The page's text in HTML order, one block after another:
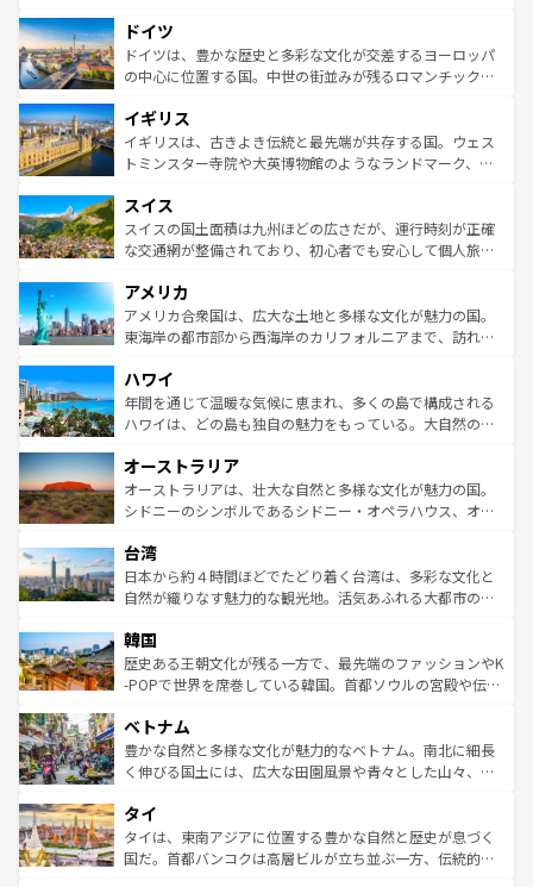
せる。地方によって風土や気候が異なるスペインはその個
性で訪れる人を魅了する。 なお、新着のスペイン情報は コ
ンテンツ一覧を参照してほしい。
で、幅広い魅力が詰まっている。華麗な宮殿、歴史的な大
聖堂、美しいビーチ、そして豊かな自然が、訪れる者を心
から魅了する。また、フランスは美食の国としても知ら
いる。シャンパンの発祥地であるランス、プロヴァンスの
香り高いラベンダー畑など、多彩な楽しみ方が可能だ。さ
らに、パリ以外の地域にも魅力が溢れており、どの街角に
れる地方に足を運ぶとそれぞれで全く異なる文化を体験で
きるだろう。 なお、新着のフランス情報はコンテンツ一覧
を参照してほしい。
ドイツ
ドイツは、豊かな歴史と多彩な文化が交差するヨーロッパ
の中心に位置する国。中世の街並みが残るロマンチック街
顔を持つこの国は、どこを歩いても飽きることがない。ベ
ルリンの文化的活気、バイエルン州のアルプスの絶景、そ
してライン川沿いのワイン畑といった風景は必見。ビール
は、お酒好きな人にはぜひ体験してほしい。 なお、新着の
ドイツ情報はコンテンツ一覧を参照してほしい。
イギリス
イギリスは、古きよき伝統と最先端が共存する国。ウェス
トミンスター寺院や大英博物館のようなランドマーク、歴
リアごとに異なる魅力がある。また、優雅なアフタヌーン
ティー、ビール好きにはたまらない英国パブ、サッカー観
戦など、本場だからこそできる体験も豊富。イギリスを旅
ンツ一覧を参照してほしい。
スイス
スイスの国土面積は九州ほどの広さだが、運行時刻が正確
な交通網が整備されており、初心者でも安心して個人旅行
の建物がそのまま残る町や、スイスならではのユニークな
博物館もあり、アルプス観光だけでなく町歩きも満喫する
ことができる。国民の所得が高いため物価も高いが、旅行
ば市内交通費無料で観光を楽しむこともできる。 なお、新
着のスイス情報はコンテンツ一覧 を参照してほしい。
アメリカ
アメリカ合衆国は、広大な土地と多様な文化が魅力の国。
東海岸の都市部から西海岸のカリフォルニアまで、訪れる
のような巨大都市は、観光、ショッピング、エンターテイ
ンメントが詰まった刺激的なスポットだ。一方、アメリカ
西部には大自然が広がり、グランドキャニオンやイエロー
部のニューオーリンズでは、音楽と美食が融合した独特の
文化が魅力。旅行者はアメリカの各地域で異なる魅力を楽
しみながら、その多様性と豊かな歴史を感じることができ
ならではの贅沢な旅のスタイルだ。 なお、新着のアメリカ
情報はコンテンツ一覧を参照してほしい。
ハワイ
年間を通じて温暖な気候に恵まれ、多くの島で構成される
ハワイは、どの島も独自の魅力をもっている。大自然の神
ワイ島は見逃せない。また、定番の観光地といえばオアフ
島だが、静かな自然を求めるならマウイ島やカウアイ島が
おすすめ。エメラルドグリーンに輝く海をはじめ、豊かな
れるおもてなしの心で訪れる人々を迎えてくれるハワイの
人々、おいしいローカルフードやハワイアンミュージッ
ク、伝統的なフラダンスなど、すべてがハワイの魅力を彩
ワイを、存分に味わってほしい。 なお、新着のハワイ情報
はコンテンツ一覧を参照してほしい。
オーストラリア
オーストラリアは、壮大な自然と多様な文化が魅力の国。
シドニーのシンボルであるシドニー・オペラハウス、オー
リアリーフや大陸中央部にそびえるウルル（エアーズロッ
ク）、タスマニアの美しい原生林やケアンズの熱帯雨林な
ど、見どころがたくさん。また、カフェやワイン、オージ
いる。アクティビティも充実しており、サーフィンやダイ
ビング、ハイキングなど、アウトドア好きにはたまらな
い。オーストラリアの多彩な魅力を存分に味わいつくそ
参照してほしい。
台湾
日本から約４時間ほどでたどり着く台湾は、多彩な文化と
自然が織りなす魅力的な観光地。活気あふれる大都市の台
ン）、静ひつな山岳地帯である台湾東部など、都市の喧騒
と山間の静けさが共存しており、訪れる人に新しい発見と
驚きをもたらしてくれる。また、奥深い台湾の食文化も魅
容にもいいと評判のスイーツなど、バラエティ豊かな料理
が味わえる。 なお、新着の台湾情報は コンテンツ一覧を参
照してほしい。
韓国
歴史ある王朝文化が残る一方で、最先端のファッションやK
-POPで世界を席巻している韓国。首都ソウルの宮殿や伝統
き、地方に足を延ばせば四季折々の自然美を楽しむことが
できる。そして、キムチや焼肉、絶品のストリートフード
まで、さまざまな韓国料理が待っている。夜には、韓国な
リティに包まれながら、韓国の多彩な魅力を心ゆくまで味
わってみてほしい。 なお、新着の韓国情報はコンテンツ一
覧を参照してほしい。
ベトナム
豊かな自然と多様な文化が魅力的なベトナム。南北に細長
く伸びる国土には、広大な田園風景や青々とした山々、世
急速な発展と共に伝統が息づく。ハノイの古い町並みやホ
ーチミン市のフランス統治時代の建物も、独特の雰囲気を
醸し出している。また、バラエティの豊かさとおいしさで
タイ
タイは、東南アジアに位置する豊かな自然と歴史が息づく
国だ。首都バンコクは高層ビルが立ち並ぶ一方、伝統的な